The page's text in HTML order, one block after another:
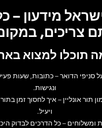
מידעון –
צריכים,
תוכלו למצוא
סניפי הדואר– כתובות, שעות
ונגישות.
תור אונליין – איך לחסוך זמן
ויעיל.
ומשלוחים – כל הדרכים לבדוק